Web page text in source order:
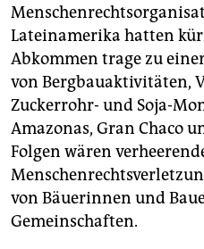
Lateinamerika hatten
Abkommen trage zu
von Bergbauaktivitäten,
Zuckerrohr- und Soja-
Amazonas, Gran Chaco
Folgen wären
von Bäuerinnen und
Gemeinschaften.